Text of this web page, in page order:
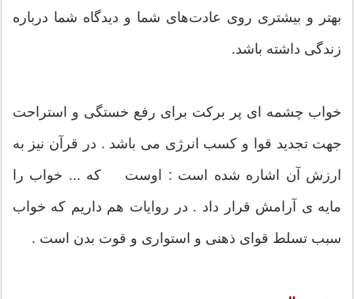
بهتر و بیشتری روی عادت‌های شما و دیدگاه شما درباره
زندگی داشته باشد.
خواب چشمه ای پر بركت برای رفع خستگی و استراحت
جهت تجدید قوا و كسب انرژی می باشد . در قرآن نیز به
ارزش آن اشاره شده است : اوست كه ... خواب را
مایه ی آرامش قرار داد . در روایات هم داریم كه خواب
سبب تسلط قوای ذهنی و استواری و قوت بدن است .